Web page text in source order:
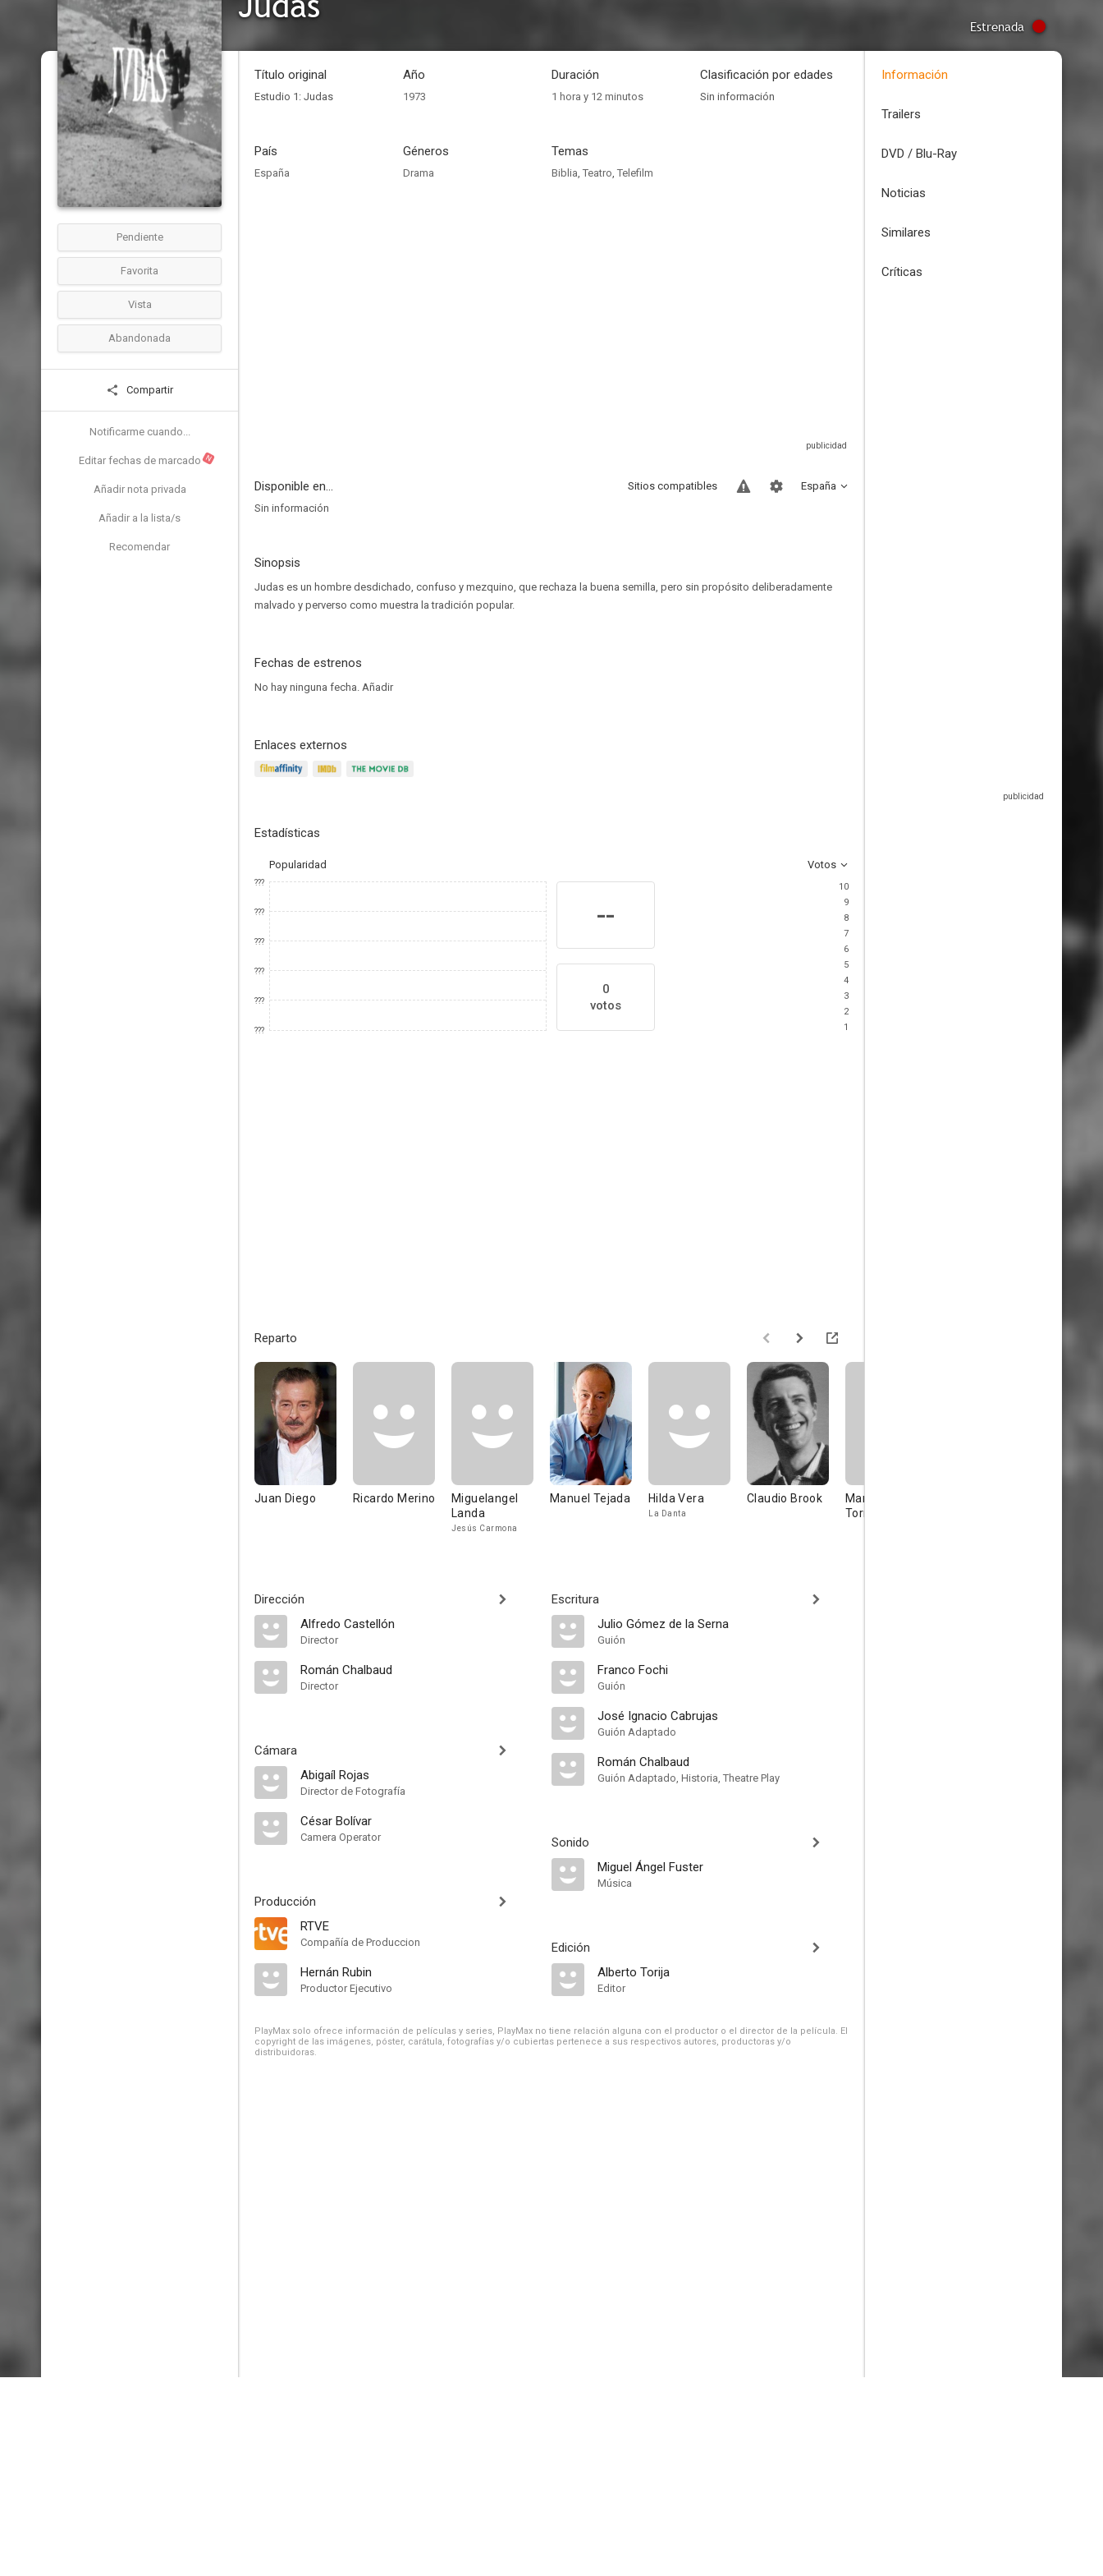
Estrenada
Pendiente
Favorita
Vista
Abandonada
Compartir
Notificarme cuando...
Editar fechas de marcado N
Añadir nota privada
Añadir a la lista/s
Recomendar
Título original
Estudio 1: Judas
Año
1973
Duración
1 hora y 12 minutos
Clasificación por edades
Sin información
País
España
Géneros
Drama
Temas
Biblia, Teatro, Telefilm
Disponible en... España
Sitios compatibles
Sin información
Sinopsis
Judas es un hombre desdichado, confuso y mezquino, que rechaza la buena semilla, pero sin propósito deliberadamente
malvado y perverso como muestra la tradición popular.
Fechas de estrenos
No hay ninguna fecha. Añadir
Enlaces externos
Estadísticas
Popularidad Votos
???
???
???
???
???
???
--
0
votos
10
9
8
7
6
5
4
3
2
1
Reparto
Juan Diego Ricardo Merino
Miguelangel
Landa
Jesús Carmona
Manuel Tejada Hilda Vera
La Danta
Claudio Brook
Manuel
Torremocha
Dirección
Alfredo Castellón
Director
Román Chalbaud
Director
Cámara
Abigaíl Rojas
Director de Fotografía
César Bolívar
Camera Operator
Producción
RTVE
Compañía de Produccion
Hernán Rubin
Productor Ejecutivo
Escritura
Julio Gómez de la Serna
Guión
Franco Fochi
Guión
José Ignacio Cabrujas
Guión Adaptado
Román Chalbaud
Guión Adaptado, Historia, Theatre Play
Sonido
Miguel Ángel Fuster
Música
Edición
Alberto Torija
Editor
PlayMax solo ofrece información de películas y series, PlayMax no tiene relación alguna con el productor o el director de la película. El
copyright de las imágenes, póster, carátula, fotografías y/o cubiertas pertenece a sus respectivos autores, productoras y/o
distribuidoras.
Información
Trailers
DVD / Blu-Ray
Noticias
Similares
Críticas